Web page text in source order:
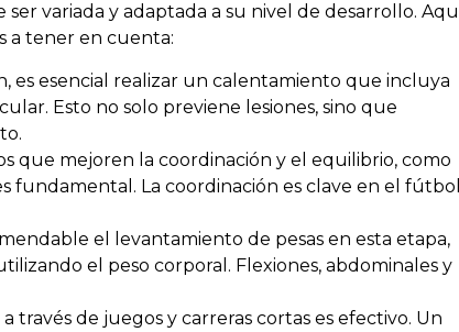
variada y adaptada a su nivel de desarrollo.
a tener en cuenta:
es esencial realizar un calentamiento que incluya
Esto no solo previene lesiones, sino que
que mejoren la coordinación y el equilibrio, como
fundamental. La coordinación es clave en el fútbol
el levantamiento de pesas en esta etapa,
el peso corporal. Flexiones, abdominales y
través de juegos y carreras cortas es efectivo. Un